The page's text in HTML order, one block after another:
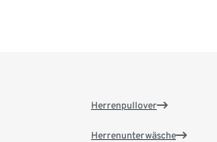
Herrenpullover
Herrenunterwäsche